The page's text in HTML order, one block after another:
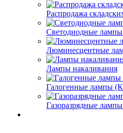
Распродажа
Светодиодные
Люминесцентные
Лампы накаливания
Галогенные лампы
Газоразрядные